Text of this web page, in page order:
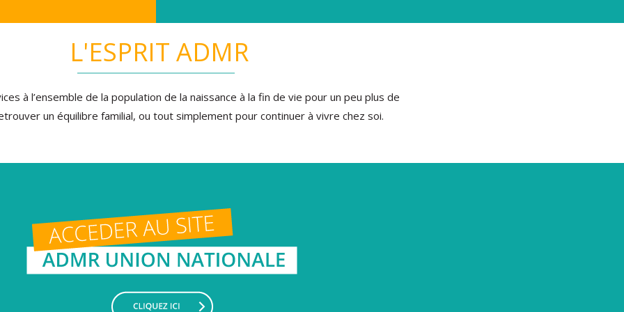
L'ESPRIT ADMR
à l’ensemble de la population de la naissance à la fin de vie pour un peu plus de
un équilibre familial, ou tout simplement pour continuer à vivre chez soi.